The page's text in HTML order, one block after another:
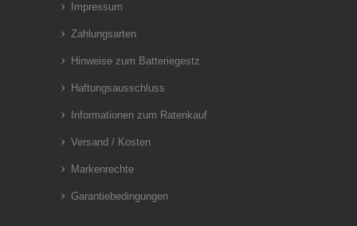
Impressum
Zahlungsarten
Hinweise zum Batteriegestz
Haftungsausschluss
Informationen zum Ratenkauf
Versand / Kosten
Markenrechte
Garantiebedingungen